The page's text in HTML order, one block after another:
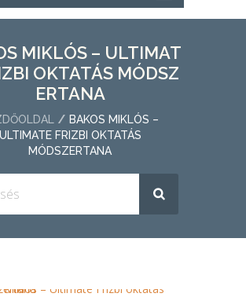
MIKLÓS – ULTIMAT
OKTATÁS MÓDSZ
ERTANA
BAKOS MIKLÓS –
ULTIMATE FRIZBI OKTATÁS
MÓDSZERTANA